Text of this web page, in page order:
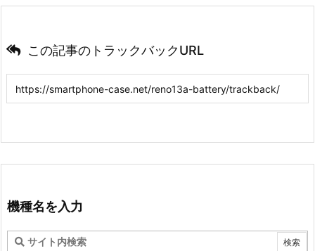
この記事のトラックバックURL
機種名を入力